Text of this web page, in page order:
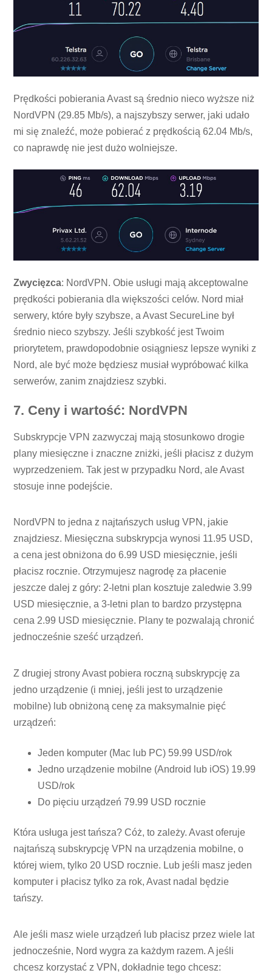
Prędkości pobierania Avast są średnio nieco wyższe niż
NordVPN (29.85 Mb/s), a najszybszy serwer, jaki udało
mi się znaleźć, może pobierać z prędkością 62.04 Mb/s,
co naprawdę nie jest dużo wolniejsze.
Zwycięzca: NordVPN. Obie usługi mają akceptowalne
prędkości pobierania dla większości celów. Nord miał
serwery, które były szybsze, a Avast SecureLine był
średnio nieco szybszy. Jeśli szybkość jest Twoim
priorytetem, prawdopodobnie osiągniesz lepsze wyniki z
Nord, ale być może będziesz musiał wypróbować kilka
serwerów, zanim znajdziesz szybki.
7. Ceny i wartość: NordVPN
Subskrypcje VPN zazwyczaj mają stosunkowo drogie
plany miesięczne i znaczne zniżki, jeśli płacisz z dużym
wyprzedzeniem. Tak jest w przypadku Nord, ale Avast
stosuje inne podejście.
NordVPN to jedna z najtańszych usług VPN, jakie
znajdziesz. Miesięczna subskrypcja wynosi 11.95 USD,
a cena jest obniżona do 6.99 USD miesięcznie, jeśli
płacisz rocznie. Otrzymujesz nagrodę za płacenie
jeszcze dalej z góry: 2-letni plan kosztuje zaledwie 3.99
USD miesięcznie, a 3-letni plan to bardzo przystępna
cena 2.99 USD miesięcznie. Plany te pozwalają chronić
jednocześnie sześć urządzeń.
Z drugiej strony Avast pobiera roczną subskrypcję za
jedno urządzenie (i mniej, jeśli jest to urządzenie
mobilne) lub obniżoną cenę za maksymalnie pięć
urządzeń:
Jeden komputer (Mac lub PC) 59.99 USD/rok
Jedno urządzenie mobilne (Android lub iOS) 19.99
USD/rok
Do pięciu urządzeń 79.99 USD rocznie
Która usługa jest tańsza? Cóż, to zależy. Avast oferuje
najtańszą subskrypcję VPN na urządzenia mobilne, o
której wiem, tylko 20 USD rocznie. Lub jeśli masz jeden
komputer i płacisz tylko za rok, Avast nadal będzie
tańszy.
Ale jeśli masz wiele urządzeń lub płacisz przez wiele lat
jednocześnie, Nord wygra za każdym razem. A jeśli
chcesz korzystać z VPN, dokładnie tego chcesz: